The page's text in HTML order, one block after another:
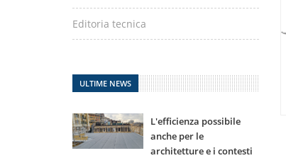
Editoria tecnica
ULTIME NEWS
L'efficienza possibile
anche per le
architetture e i contesti